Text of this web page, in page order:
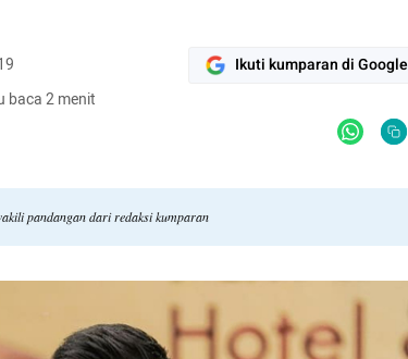
baca 2 menit
Ikuti kumparan di Google
pandangan dari redaksi kumparan